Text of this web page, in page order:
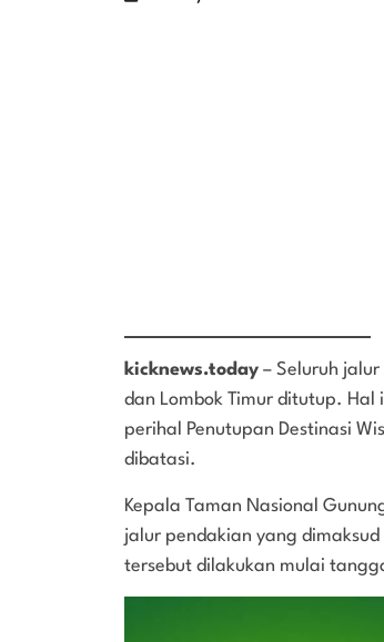
kicknews.today – Seluruh
dan Lombok Timur ditutup.
perihal Penutupan Destinasi
dibatasi.
Kepala Taman Nasional
jalur pendakian yang
tersebut dilakukan mulai